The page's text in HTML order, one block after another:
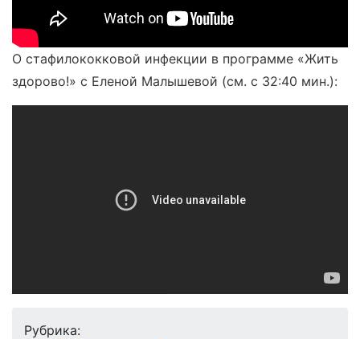
О стафилококковой инфекции в программе «Жить
здорово!» с Еленой Малышевой (см. с 32:40 мин.):
Рубрика: